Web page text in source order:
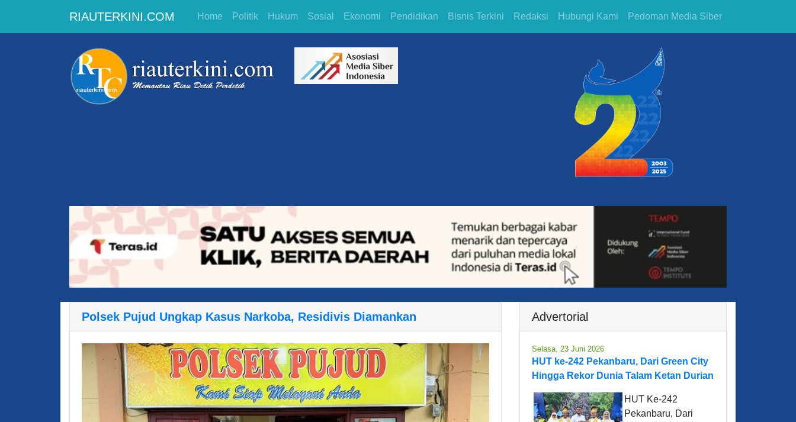
RIAUTERKINI.COM Home Politik Hukum Sosial Ekonomi Pendidikan Bisnis Terkini Redaksi Hubungi Kami Pedoman Media Siber
Polsek Pujud Ungkap Kasus Narkoba, Residivis Diamankan Advertorial
Selasa, 23 Juni 2026
HUT ke-242 Pekanbaru, Dari Green City
Hingga Rekor Dunia Talam Ketan Durian
HUT Ke-242
Pekanbaru, Dari